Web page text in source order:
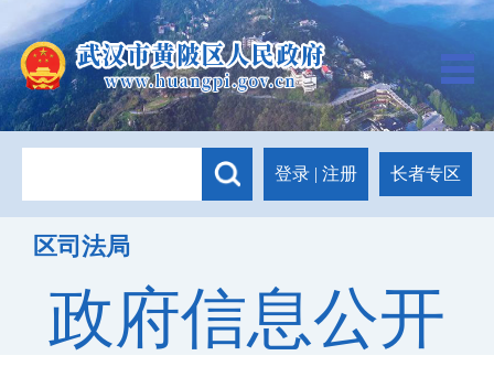
登录 | 注册 长者专区
区司法局
政府信息公开